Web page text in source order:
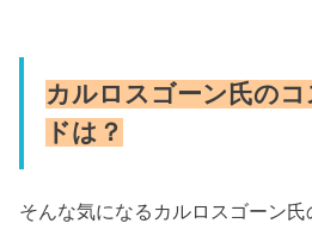
カルロスゴーン氏の
ドは？
そんな気になるカルロスゴーン氏